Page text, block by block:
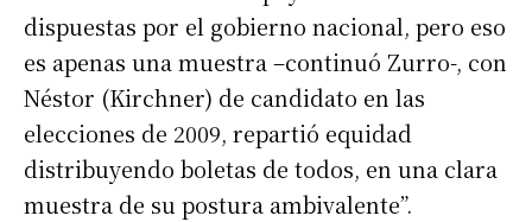
dispuestas por el gobierno nacional, pero eso
es apenas una muestra –continuó Zurro-, con
Néstor (Kirchner) de candidato en las
elecciones de 2009, repartió equidad
distribuyendo boletas de todos, en una clara
muestra de su postura ambivalente”.